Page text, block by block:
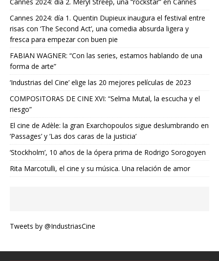
Cannes 2024: día 1. Quentin Dupieux inaugura el festival entre
risas con ‘The Second Act’, una comedia absurda ligera y
fresca para empezar con buen pie
FABIAN WAGNER: “Con las series, estamos hablando de una
forma de arte”
‘Industrias del Cine’ elige las 20 mejores películas de 2023
COMPOSITORAS DE CINE XVI: “Selma Mutal, la escucha y el
riesgo”
El cine de Adèle: la gran Exarchopoulos sigue deslumbrando en
’Passages’ y ’Las dos caras de la justicia’
‘Stockholm’, 10 años de la ópera prima de Rodrigo Sorogoyen
Rita Marcotulli, el cine y su música. Una relación de amor
Tweets by @IndustriasCine